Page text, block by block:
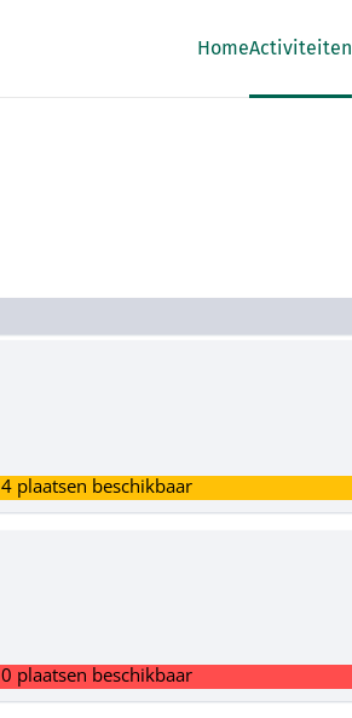
HomeActiviteiten
4 plaatsen beschikbaar
0 plaatsen beschikbaar